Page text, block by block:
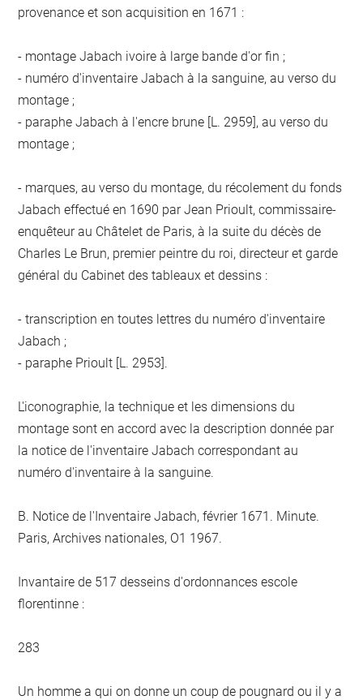
provenance et son acquisition en 1671 :
- montage Jabach ivoire à large bande d'or fin ;
- numéro d'inventaire Jabach à la sanguine, au verso du
montage ;
- paraphe Jabach à l'encre brune [L. 2959], au verso du
montage ;
- marques, au verso du montage, du récolement du fonds
Jabach effectué en 1690 par Jean Prioult, commissaire-
enquêteur au Châtelet de Paris, à la suite du décès de
Charles Le Brun, premier peintre du roi, directeur et garde
général du Cabinet des tableaux et dessins :
- transcription en toutes lettres du numéro d'inventaire
Jabach ;
- paraphe Prioult [L. 2953].
L'iconographie, la technique et les dimensions du
montage sont en accord avec la description donnée par
la notice de l'inventaire Jabach correspondant au
numéro d'inventaire à la sanguine.
B. Notice de l'Inventaire Jabach, février 1671. Minute.
Paris, Archives nationales, O1 1967.
Invantaire de 517 desseins d'ordonnances escole
florentinne :
283
Un homme a qui on donne un coup de pougnard ou il y a